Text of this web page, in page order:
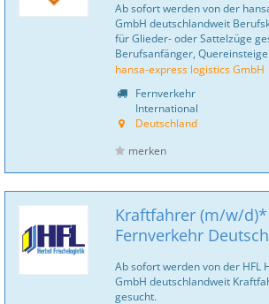
Ab sofort werden von der
GmbH deutschlandweit
für Glieder- oder Sattelzüge
Berufsanfänger,
hansa-express logistics GmbH
Fernverkehr
International
Deutschland
merken
Kraftfahrer (m/w/
Fernverkehr
Ab sofort werden von der HFL
GmbH deutschlandweit
gesucht.